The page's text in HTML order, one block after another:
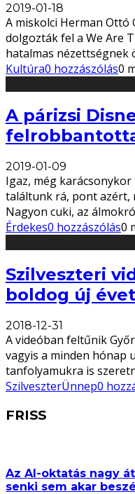
2019-01-18
A miskolci Herman Ottó
dolgozták fel a We Are
hatalmas nézettségnek
Kultúra0 hozzászólás0
A párizsi
2019-01-09
Igaz, még
találtunk rá, pont azért,
Nagyon cuki, az
Érdekes0 hozzászólás0
Szilveszteri
boldog új
2018-12-31
A videóban feltűnik
vagyis a minden hónap
tanfolyamukra is
SzilveszterÜnnep0
FRISS
Az AI-oktatás nagy
senki sem akar